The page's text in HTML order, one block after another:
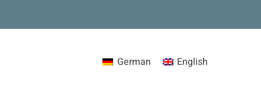
German English